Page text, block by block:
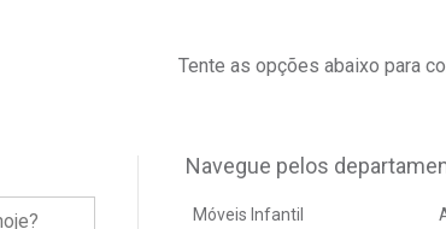
Tente as opções abaixo para
Navegue pelos
Móveis Infantil